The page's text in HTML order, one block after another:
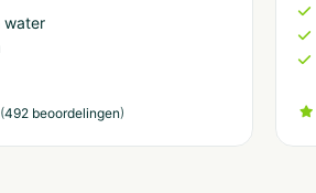
water
(492 beoordelingen)